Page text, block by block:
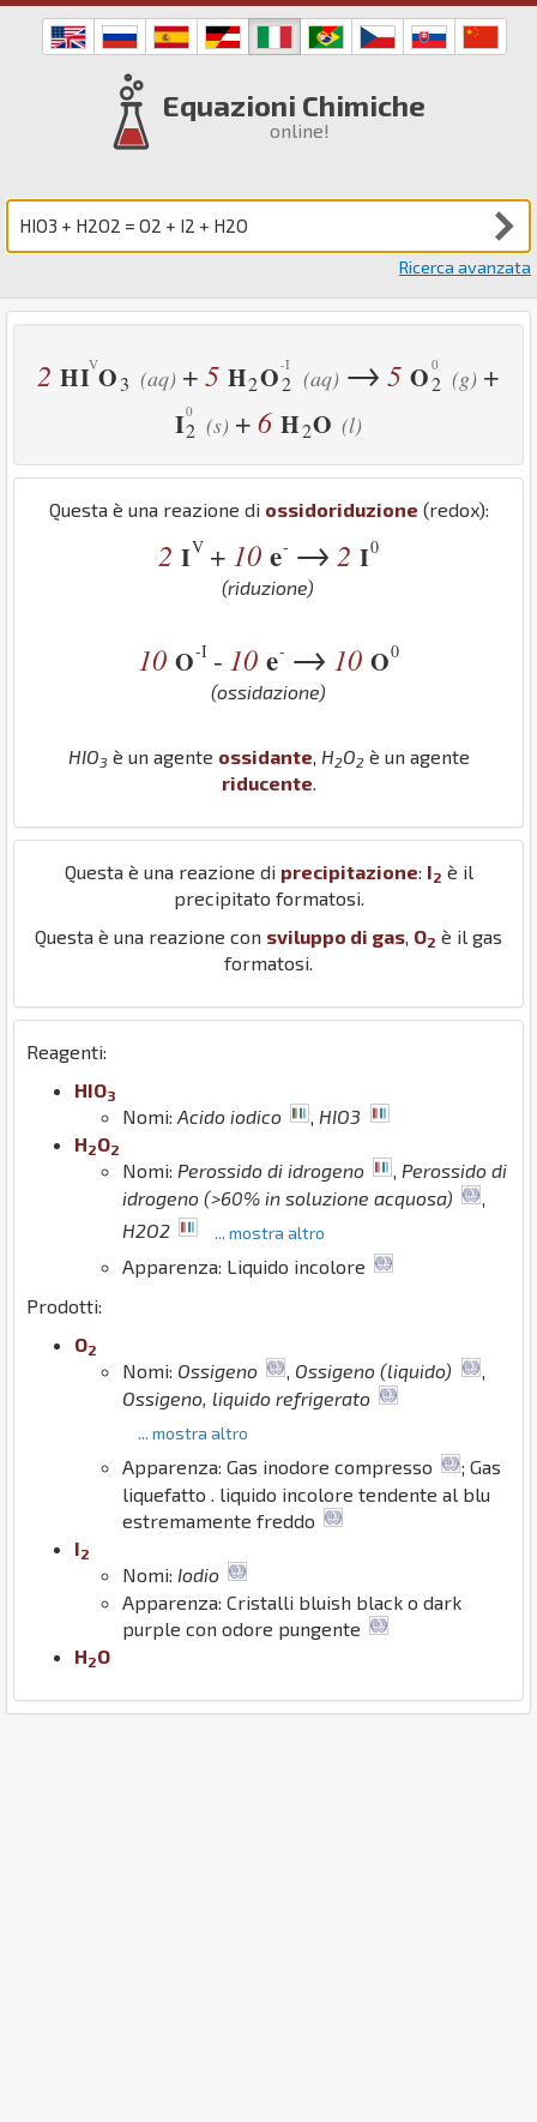
Equazioni Chimiche
online!
Ricerca avanzata
2 HI O3 (aq) +5 H2O2 (aq) → 5 O2 (g) +
I2 (s) +6 H2O (l)
Questa è una reazione di ossidoriduzione (redox):
2 IV + 10 e- → 2 I0
(riduzione)
10 O-I - 10 e- → 10 O0
(ossidazione)
HIO3 è un agente ossidante H2O2è un agente
riducente
Questa è una reazione di precipitazione: I2 è il
precipitato formatosi.
Questa è una reazione con sviluppo di gas O2 è il gas
formatosi.
Reagenti:
HIO3
Nomi: Acido iodico
HIO3
H2O2
Nomi: Perossido di idrogeno
Perossido di
idrogeno (>60% in soluzione acquosa)
H2O2
... mostra altro
Apparenza: Liquido incolore
Prodotti:
O2
Nomi: Ossigeno , Ossigeno (liquido)
,
Ossigeno, liquido refrigerato
... mostra altro
Apparenza: Gas inodore compresso
; Gas
liquefatto . liquido incolore tendente al blu
estremamente freddo
I2
Nomi: Iodio
Apparenza: Cristalli bluish black o dark
purple con odore pungente
H2O